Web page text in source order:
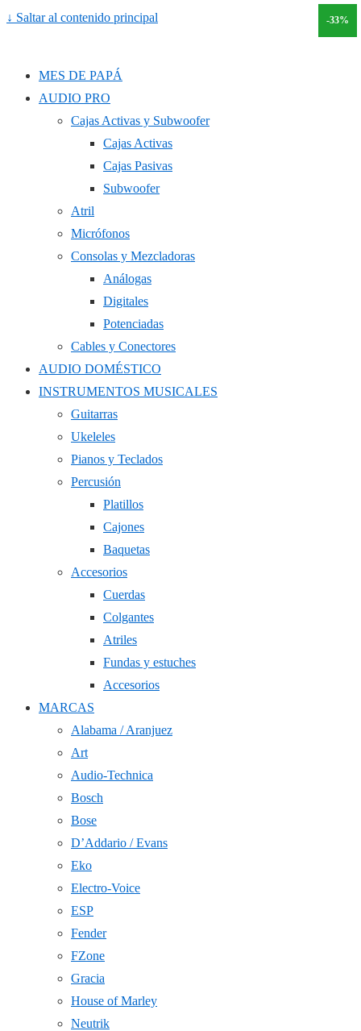
↓ Saltar al contenido principal
MES DE PAPÁ
AUDIO PRO
Cajas Activas y Subwoofer
Cajas Activas
Cajas Pasivas
Subwoofer
Atril
Micrófonos
Consolas y Mezcladoras
Análogas
Digitales
Potenciadas
Cables y Conectores
AUDIO DOMÉSTICO
INSTRUMENTOS MUSICALES
Guitarras
Ukeleles
Pianos y Teclados
Percusión
Platillos
Cajones
Baquetas
Accesorios
Cuerdas
Colgantes
Atriles
Fundas y estuches
Accesorios
MARCAS
Alabama / Aranjuez
Art
Audio-Technica
Bosch
Bose
D’Addario / Evans
Eko
Electro-Voice
ESP
Fender
FZone
Gracia
House of Marley
Neutrik
-30%
-33%